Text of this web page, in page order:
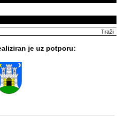
je uz potporu: